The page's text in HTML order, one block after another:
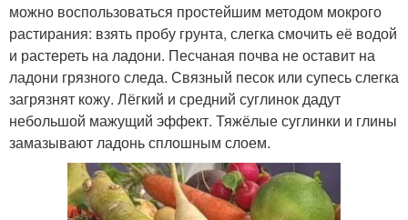
можно воспользоваться простейшим методом мокрого
растирания: взять пробу грунта, слегка смочить её водой
и растереть на ладони. Песчаная почва не оставит на
ладони грязного следа. Связный песок или супесь слегка
загрязнят кожу. Лёгкий и средний суглинок дадут
небольшой мажущий эффект. Тяжёлые суглинки и глины
замазывают ладонь сплошным слоем.